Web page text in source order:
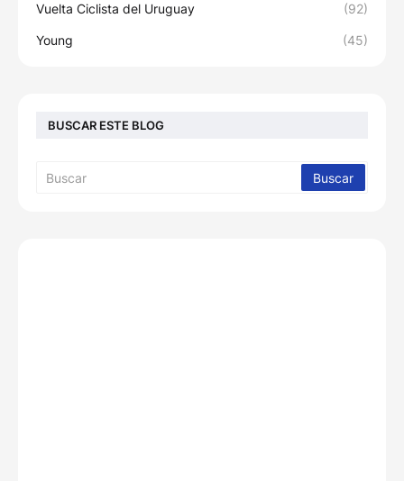
Vuelta Ciclista del Uruguay (92)
Young (45)
BUSCAR ESTE BLOG